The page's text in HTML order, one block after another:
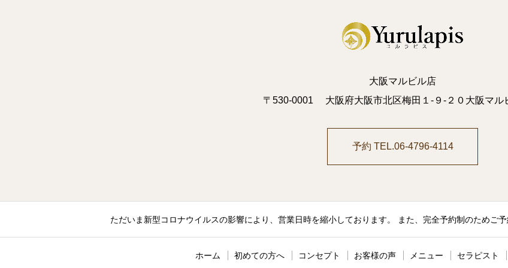
大阪マルビル店
〒530-0001 大阪府大阪市北区梅田１-９-２０大阪マル
予約 TEL.06-4796-4114
ただいま新型コロナウイルスの影響により、営業日時を縮小しております。 また、完全予約制のため
ホーム 初めての方へ コンセプト お客様の声 メニュー セラピスト